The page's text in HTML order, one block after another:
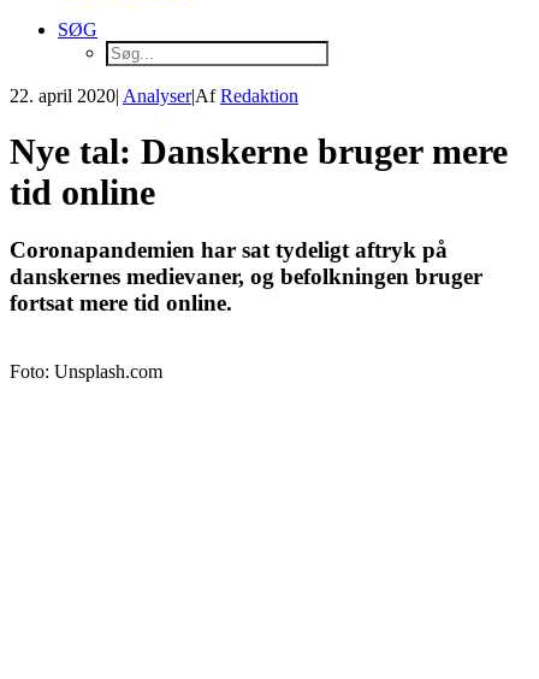
SØG
22. april 2020| Analyser|AfRedaktion
Nye tal: Danskerne bruger mere
tid online
Coronapandemien har sat tydeligt aftryk på
danskernes medievaner, og befolkningen bruger
fortsat mere tid online.
Foto: Unsplash.com